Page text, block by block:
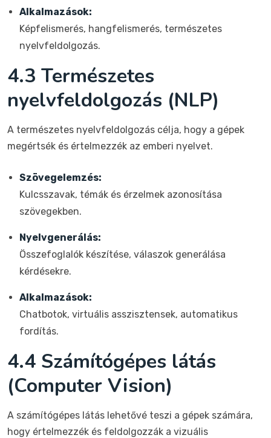
Alkalmazások:
Képfelismerés, hangfelismerés, természetes
nyelvfeldolgozás.
4.3 Természetes
nyelvfeldolgozás (NLP)
A természetes nyelvfeldolgozás célja, hogy a gépek
megértsék és értelmezzék az emberi nyelvet.
Szövegelemzés:
Kulcsszavak, témák és érzelmek azonosítása
szövegekben.
Nyelvgenerálás:
Összefoglalók készítése, válaszok generálása
kérdésekre.
Alkalmazások:
Chatbotok, virtuális asszisztensek, automatikus
fordítás.
4.4 Számítógépes látás
(Computer Vision)
A számítógépes látás lehetővé teszi a gépek számára,
hogy értelmezzék és feldolgozzák a vizuális